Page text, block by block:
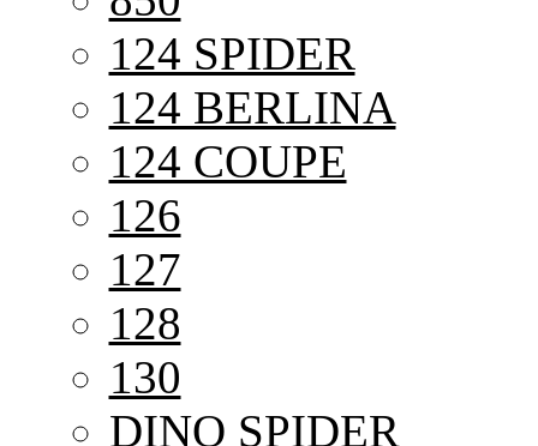
124 SPIDER
124 BERLINA
124 COUPE
126
127
128
130
DINO SPIDER